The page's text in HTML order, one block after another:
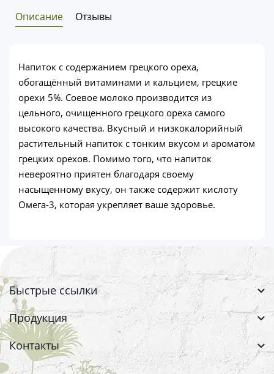
Описание Отзывы
Напиток с содержанием грецкого ореха,
обогащённый витаминами и кальцием, грецкие
орехи 5%. Соевое молоко производится из
цельного, очищенного грецкого ореха самого
высокого качества. Вкусный и низкокалорийный
растительный напиток с тонким вкусом и ароматом
грецких орехов. Помимо того, что напиток
невероятно приятен благодаря своему
насыщенному вкусу, он также содержит кислоту
Омега-3, которая укрепляет ваше здоровье.
Быстрые ссылки
Продукция
Контакты